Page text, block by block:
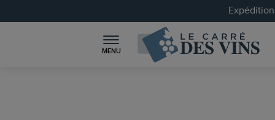
MENU